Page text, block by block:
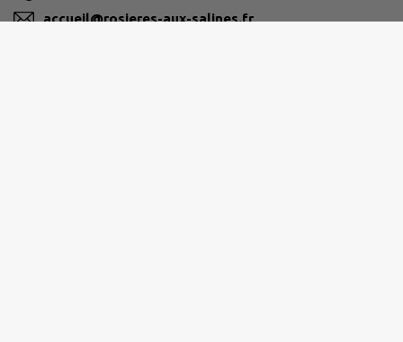
accueil@rosieres-aux-salines.fr